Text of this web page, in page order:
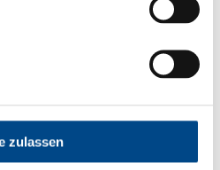
zulassen